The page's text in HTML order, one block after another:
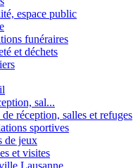
espace public
funéraires
et déchets
sal...
réception, salles et refuges
sportives
de jeux
et visites
Lausanne